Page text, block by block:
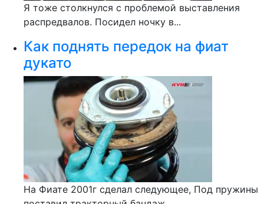
Я тоже столкнулся с проблемой выставления
распредвалов. Посидел ночку в...
Как поднять передок на фиат
дукато
На Фиате 2001г сделал следующее, Под пружины